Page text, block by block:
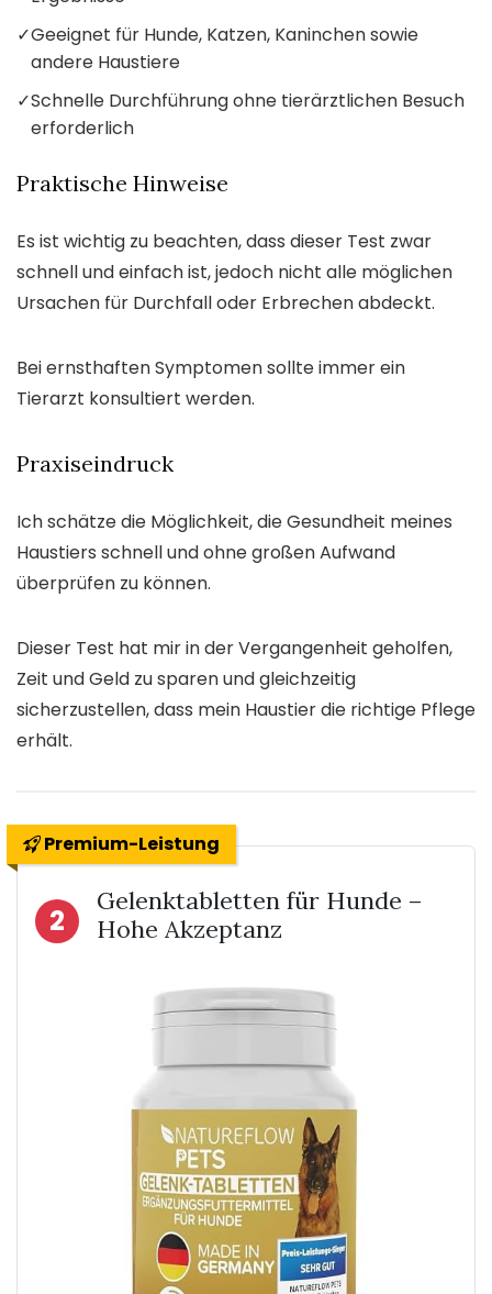
✓Geeignet für Hunde, Katzen, Kaninchen sowie
andere Haustiere
✓Schnelle Durchführung ohne tierärztlichen Besuch
erforderlich
Praktische Hinweise
Es ist wichtig zu beachten, dass dieser Test zwar
schnell und einfach ist, jedoch nicht alle möglichen
Ursachen für Durchfall oder Erbrechen abdeckt.
Bei ernsthaften Symptomen sollte immer ein
Tierarzt konsultiert werden.
Praxiseindruck
Ich schätze die Möglichkeit, die Gesundheit meines
Haustiers schnell und ohne großen Aufwand
überprüfen zu können.
Dieser Test hat mir in der Vergangenheit geholfen,
Zeit und Geld zu sparen und gleichzeitig
sicherzustellen, dass mein Haustier die richtige Pflege
erhält.
Premium-Leistung
2
Gelenktabletten für Hunde –
Hohe Akzeptanz